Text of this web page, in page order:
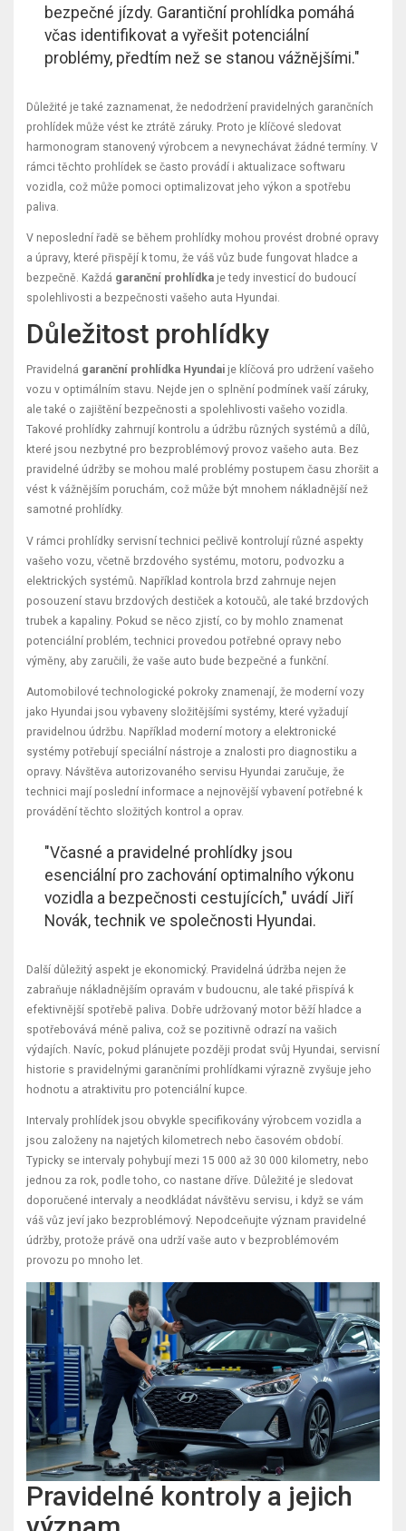
bezpečné jízdy. Garantiční prohlídka pomáhá
včas identifikovat a vyřešit potenciální
problémy, předtím než se stanou vážnějšími."
Důležité je také zaznamenat, že nedodržení pravidelných garančních
prohlídek může vést ke ztrátě záruky. Proto je klíčové sledovat
harmonogram stanovený výrobcem a nevynechávat žádné termíny. V
rámci těchto prohlídek se často provádí i aktualizace softwaru
vozidla, což může pomoci optimalizovat jeho výkon a spotřebu
paliva.
V neposlední řadě se během prohlídky mohou provést drobné opravy
a úpravy, které přispějí k tomu, že váš vůz bude fungovat hladce a
bezpečně. Každá garanční prohlídka je tedy investicí do budoucí
spolehlivosti a bezpečnosti vašeho auta Hyundai.
Důležitost prohlídky
Pravidelná garanční prohlídka Hyundai je klíčová pro udržení vašeho
vozu v optimálním stavu. Nejde jen o splnění podmínek vaší záruky,
ale také o zajištění bezpečnosti a spolehlivosti vašeho vozidla.
Takové prohlídky zahrnují kontrolu a údržbu různých systémů a dílů,
které jsou nezbytné pro bezproblémový provoz vašeho auta. Bez
pravidelné údržby se mohou malé problémy postupem času zhoršit a
vést k vážnějším poruchám, což může být mnohem nákladnější než
samotné prohlídky.
V rámci prohlídky servisní technici pečlivě kontrolují různé aspekty
vašeho vozu, včetně brzdového systému, motoru, podvozku a
elektrických systémů. Například kontrola brzd zahrnuje nejen
posouzení stavu brzdových destiček a kotoučů, ale také brzdových
trubek a kapaliny. Pokud se něco zjistí, co by mohlo znamenat
potenciální problém, technici provedou potřebné opravy nebo
výměny, aby zaručili, že vaše auto bude bezpečné a funkční.
Automobilové technologické pokroky znamenají, že moderní vozy
jako Hyundai jsou vybaveny složitějšími systémy, které vyžadují
pravidelnou údržbu. Například moderní motory a elektronické
systémy potřebují speciální nástroje a znalosti pro diagnostiku a
opravy. Návštěva autorizovaného servisu Hyundai zaručuje, že
technici mají poslední informace a nejnovější vybavení potřebné k
provádění těchto složitých kontrol a oprav.
"Včasné a pravidelné prohlídky jsou
esenciální pro zachování optimalního výkonu
vozidla a bezpečnosti cestujících," uvádí Jiří
Novák, technik ve společnosti Hyundai.
Další důležitý aspekt je ekonomický. Pravidelná údržba nejen že
zabraňuje nákladnějším opravám v budoucnu, ale také přispívá k
efektivnější spotřebě paliva. Dobře udržovaný motor běží hladce a
spotřebovává méně paliva, což se pozitivně odrazí na vašich
výdajích. Navíc, pokud plánujete později prodat svůj Hyundai, servisní
historie s pravidelnými garančními prohlídkami výrazně zvyšuje jeho
hodnotu a atraktivitu pro potenciální kupce.
Intervaly prohlídek jsou obvykle specifikovány výrobcem vozidla a
jsou založeny na najetých kilometrech nebo časovém období.
Typicky se intervaly pohybují mezi 15 000 až 30 000 kilometry, nebo
jednou za rok, podle toho, co nastane dříve. Důležité je sledovat
doporučené intervaly a neodkládat návštěvu servisu, i když se vám
váš vůz jeví jako bezproblémový. Nepodceňujte význam pravidelné
údržby, protože právě ona udrží vaše auto v bezproblémovém
provozu po mnoho let.
Pravidelné kontroly a jejich